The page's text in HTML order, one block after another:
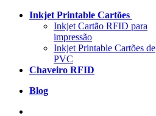
Inkjet Printable Cartões
Inkjet Cartão RFID para
impressão
Inkjet Printable Cartões de
PVC
Chaveiro RFID
Blog